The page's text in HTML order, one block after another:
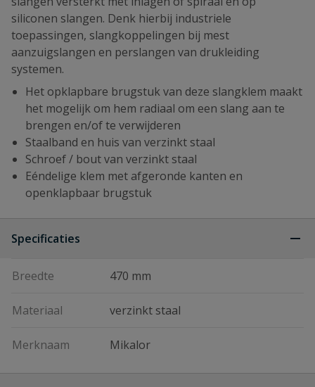
siliconen slangen. Denk hierbij industriele
toepassingen, slangkoppelingen bij mest
aanzuigslangen en perslangen van drukleiding
systemen.
Het opklapbare brugstuk van deze slangklem maakt
het mogelijk om hem radiaal om een slang aan te
brengen en/of te verwijderen
Staalband en huis van verzinkt staal
Schroef / bout van verzinkt staal
Eéndelige klem met afgeronde kanten en
openklapbaar brugstuk
Specificaties
Breedte 470 mm
Materiaal verzinkt staal
Merknaam Mikalor